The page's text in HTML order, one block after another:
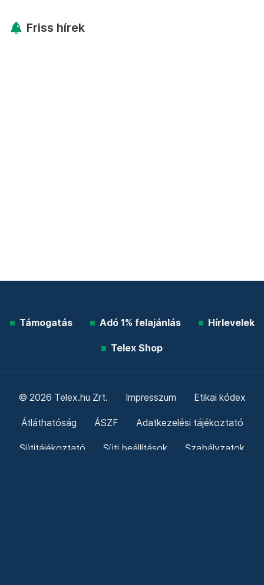
Friss hírek
Támogatás Adó 1% felajánlás Hírlevelek
Telex Shop
© 2026 Telex.hu Zrt. Impresszum Etikai kódex
Átláthatóság ÁSZF Adatkezelési tájékoztató
Sütitájékoztató Süti beállítások Szabályzatok